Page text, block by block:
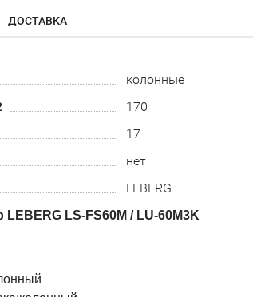
ДОСТАВКА
колонные
170
17
нет
LEBERG
LS-FS60M / LU-60M3K